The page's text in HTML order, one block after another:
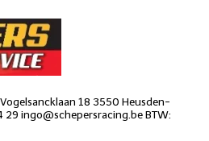
18 3550 Heusden-
29 ingo@schepersracing.beBTW: